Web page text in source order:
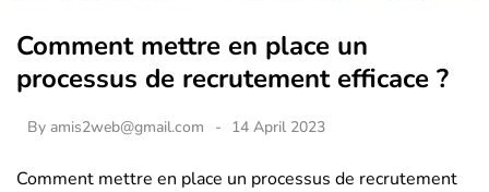
Comment mettre en place un
processus de recrutement efficace ?
By amis2web@gmail.com 14 April 2023
Comment mettre en place un processus de recrutement